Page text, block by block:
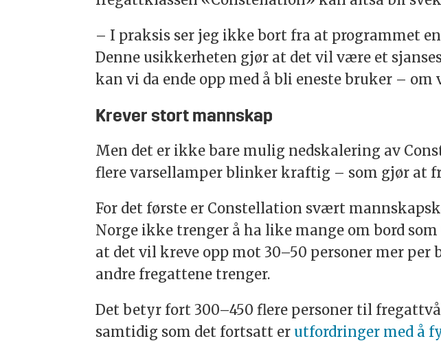
– I praksis ser jeg ikke bort fra at programmet
Denne usikkerheten gjør at det vil være et
kan vi da ende opp med å bli eneste bruker –
Krever stort mannskap
Men det er ikke bare mulig nedskalering av
flere varsellamper blinker kraftig – som gjør at
For det første er Constellation svært
Norge ikke trenger å ha like mange om bord som
at det vil kreve opp mot 30–50 personer mer per
andre fregattene trenger.
Det betyr fort 300–450 flere personer til
samtidig som det fortsatt er utfordringer med å